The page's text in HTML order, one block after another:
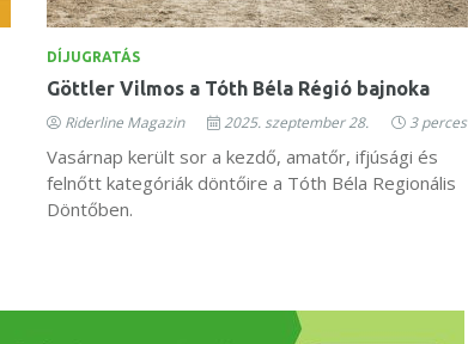
DÍJUGRATÁS
Göttler Vilmos a Tóth Béla Régió bajnoka
Riderline Magazin 2025. szeptember 28. 3 perces
Vasárnap került sor a kezdő, amatőr, ifjúsági és
felnőtt kategóriák döntőire a Tóth Béla Regionális
Döntőben.